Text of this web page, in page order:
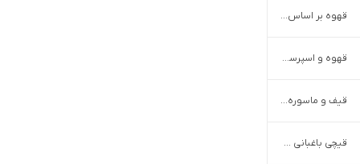
قهوه بر اساس نوع و طعم
قهوه و اسپرسو ساز دستی
قیف و ماسوره قنادی
قیچی باغبانی و شاخه زن